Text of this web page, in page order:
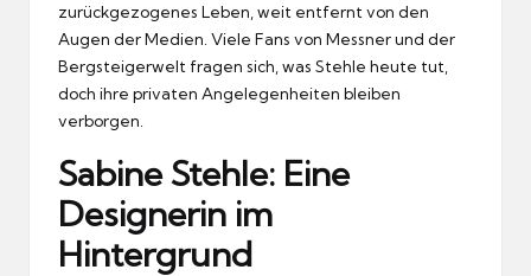
zurückgezogenes Leben, weit entfernt von den
Augen der Medien. Viele Fans von Messner und der
Bergsteigerwelt fragen sich, was Stehle heute tut,
doch ihre privaten Angelegenheiten bleiben
verborgen.
Sabine Stehle: Eine
Designerin im
Hintergrund